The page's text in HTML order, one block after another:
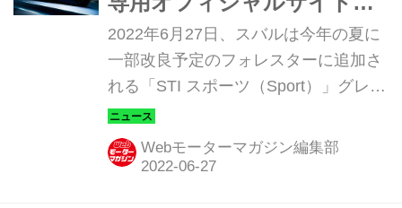
公開
2022年6月27日、スバルは今年の夏に
一部改良予定のフォレスターに追加さ
れる「STI スポーツ（Sport）」グレー
ドの公開を専用オフィシャルサイトで
開始した。
Webモーターマガジン編集部